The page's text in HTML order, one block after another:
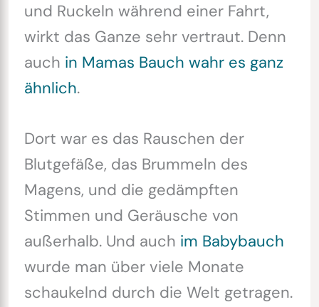
und Ruckeln während einer Fahrt,
wirkt das Ganze sehr vertraut. Denn
auch in Mamas Bauch wahr es ganz
ähnlich.
Dort war es das Rauschen der
Blutgefäße, das Brummeln des
Magens, und die gedämpften
Stimmen und Geräusche von
außerhalb. Und auch im Babybauch
wurde man über viele Monate
schaukelnd durch die Welt getragen.